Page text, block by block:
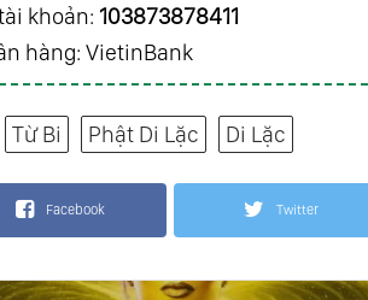
khoản: 103873878411
hàng: VietinBank
Từ Bi Phật Di Lặc Di Lặc
Facebook Twitter